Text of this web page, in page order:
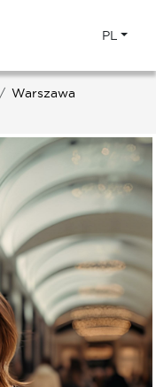
PL
Warszawa